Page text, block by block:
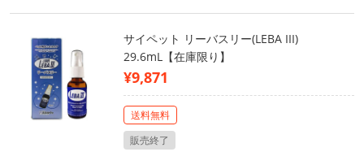
サイペット リーバスリー(LEBA III)
29.6mL【在庫限り】
¥9,871
送料無料
販売終了